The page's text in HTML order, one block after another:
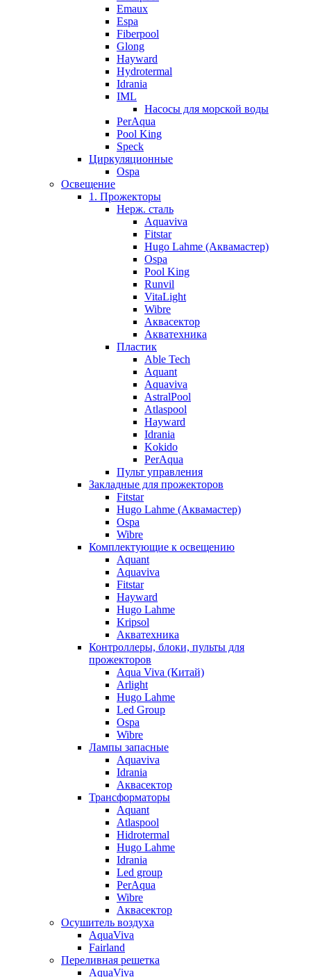
Emaux
Espa
Fiberpool
Glong
Hayward
Hydrotermal
Idrania
IML
Насосы для морской воды
PerAqua
Pool King
Speck
Циркуляционные
Ospa
Освещение
1. Прожекторы
Нерж. сталь
Aquaviva
Fitstar
Hugo Lahme (Аквамастер)
Ospa
Pool King
Runvil
VitaLight
Wibre
Аквасектор
Акватехника
Пластик
Able Tech
Aquant
Aquaviva
AstralPool
Atlaspool
Hayward
Idrania
Kokido
PerAqua
Пульт управления
Закладные для прожекторов
Fitstar
Hugo Lahme (Аквамастер)
Ospa
Wibre
Комплектующие к освещению
Aquant
Aquaviva
Fitstar
Hayward
Hugo Lahme
Kripsol
Акватехника
Контроллеры, блоки, пульты для
прожекторов
Aqua Viva (Китай)
Arlight
Hugo Lahme
Led Group
Ospa
Wibre
Лампы запасные
Aquaviva
Idrania
Аквасектор
Трансформаторы
Aquant
Atlaspool
Hidrotermal
Hugo Lahme
Idrania
Led group
PerAqua
Wibre
Аквасектор
Осушитель воздуха
AquaViva
Fairland
Переливная решетка
AquaViva